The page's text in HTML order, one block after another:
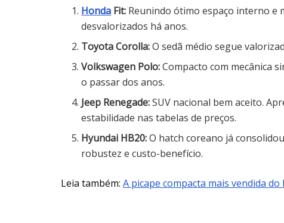
Honda Fit: Reunindo ótimo espaço interno e
desvalorizados há anos.
Toyota Corolla:O sedã médio segue
Volkswagen Polo:Compacto com mecânica
o passar dos anos.
Jeep Renegade:SUV nacional bem aceito.
estabilidade nas tabelas de preços.
Hyundai HB20:O hatch coreano já
robustez e custo-benefício.
Leia também: A picape compacta mais vendida